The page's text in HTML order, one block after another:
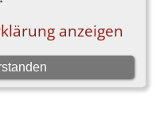
anzeigen